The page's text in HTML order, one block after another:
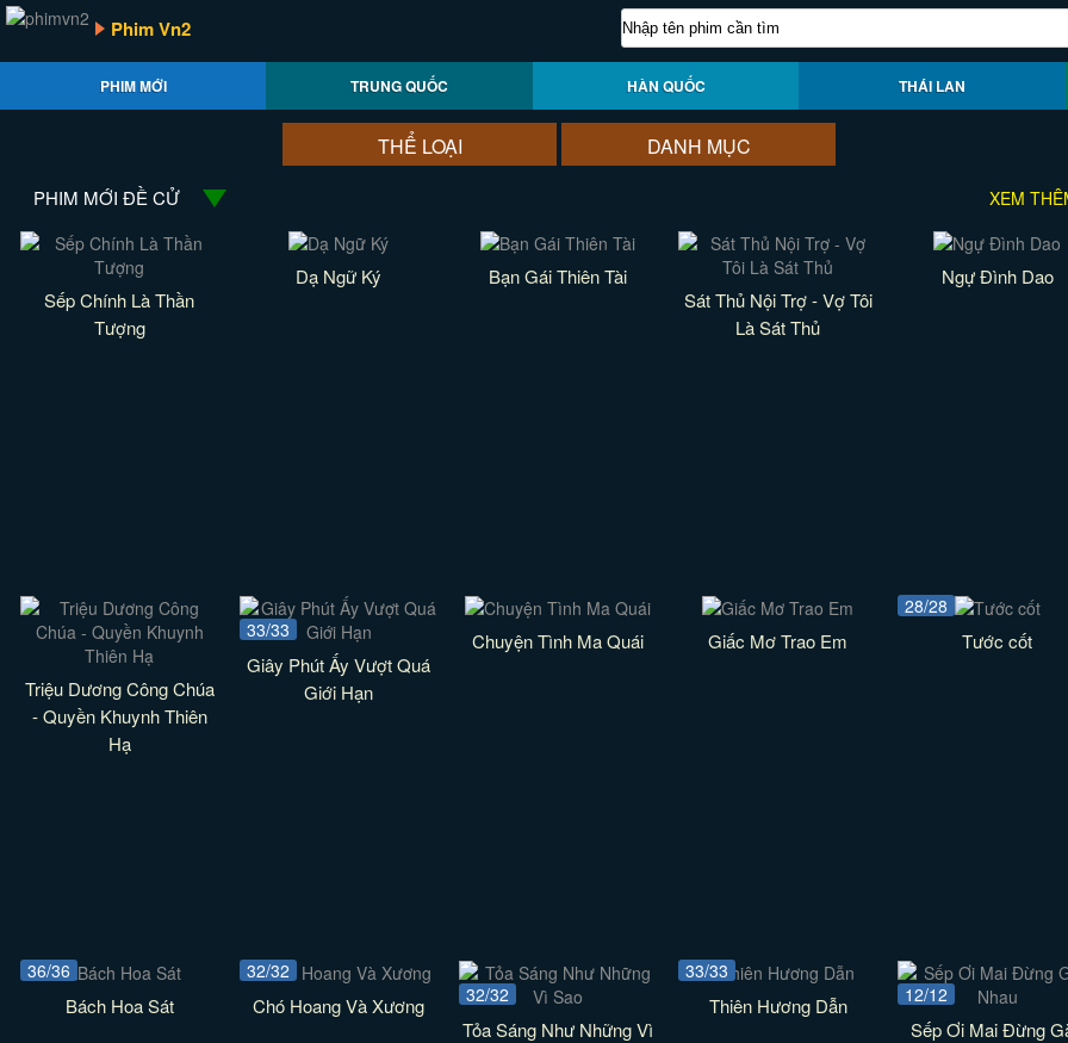
Phim Vn2
PHIM MỚI TRUNG QUỐC HÀN QUỐC THÁI LAN
THỂ LOẠI DANH MỤC
PHIM MỚI ĐỀ CỬ XEM
Sếp Chính Là Thần
Tượng
Dạ Ngữ Ký
Bạn Gái Thiên Tài
Sát Thủ Nội Trợ - Vợ Tôi
Là Sát Thủ
Ngự Đình Dao
Triệu Dương Công Chúa
- Quyền Khuynh Thiên
Hạ
33/33
Giây Phút Ấy Vượt Quá
Giới Hạn
Chuyện Tình Ma Quái Giấc Mơ Trao Em
28/28
Tước cốt
36/36
Bách Hoa Sát
32/32
Chó Hoang Và Xương 32/32
Tỏa Sáng Như Những Vì
33/33
Thiên Hương Dẫn 12/12
Sếp Ơi Mai Đừng